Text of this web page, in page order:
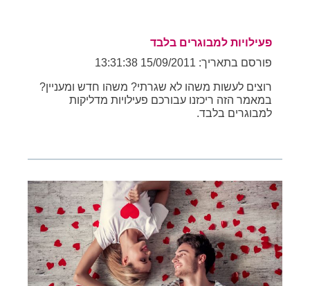
פעילויות למבוגרים בלבד
פורסם בתאריך: 15/09/2011 13:31:38
רוצים לעשות משהו לא שגרתי? משהו חדש ומעניין?
במאמר הזה ריכזנו עבורכם פעילויות מדליקות
למבוגרים בלבד.